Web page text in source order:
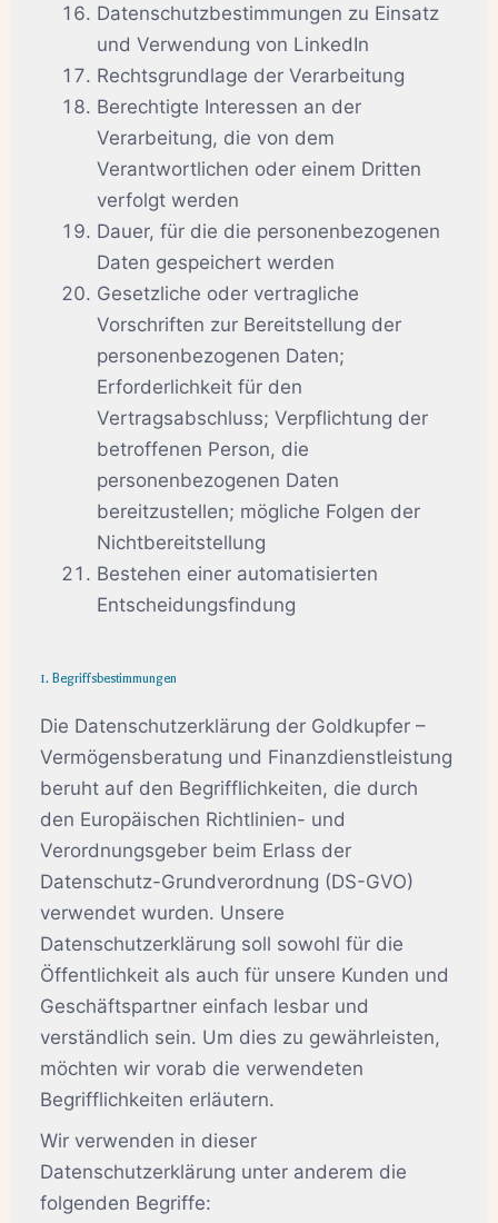
Datenschutzbestimmungen zu Einsatz
und Verwendung von LinkedIn
Rechtsgrundlage der Verarbeitung
Berechtigte Interessen an der
Verarbeitung, die von dem
Verantwortlichen oder einem Dritten
verfolgt werden
Dauer, für die die personenbezogenen
Daten gespeichert werden
Gesetzliche oder vertragliche
Vorschriften zur Bereitstellung der
personenbezogenen Daten;
Erforderlichkeit für den
Vertragsabschluss; Verpflichtung der
betroffenen Person, die
personenbezogenen Daten
bereitzustellen; mögliche Folgen der
Nichtbereitstellung
Bestehen einer automatisierten
Entscheidungsfindung
1. Begriffsbestimmungen
Die Datenschutzerklärung der Goldkupfer –
Vermögensberatung und Finanzdienstleistung
beruht auf den Begrifflichkeiten, die durch
den Europäischen Richtlinien- und
Verordnungsgeber beim Erlass der
Datenschutz-Grundverordnung (DS-GVO)
verwendet wurden. Unsere
Datenschutzerklärung soll sowohl für die
Öffentlichkeit als auch für unsere Kunden und
Geschäftspartner einfach lesbar und
verständlich sein. Um dies zu gewährleisten,
möchten wir vorab die verwendeten
Begrifflichkeiten erläutern.
Wir verwenden in dieser
Datenschutzerklärung unter anderem die
folgenden Begriffe: